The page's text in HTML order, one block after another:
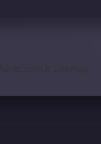
sinto.com.tr Sitemap